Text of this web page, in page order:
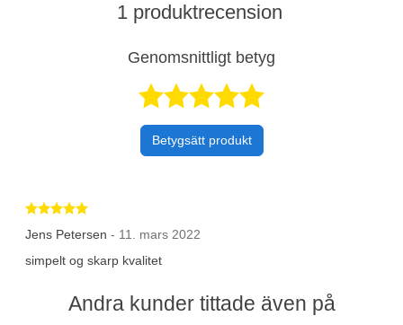
1 produktrecension
Genomsnittligt betyg
Betygsatt 5 av
Betygsätt produkt
Betygsatt 5 av 5 stjärnor
Jens Petersen - 11. mars 2022
simpelt og skarp kvalitet
Andra kunder tittade även på